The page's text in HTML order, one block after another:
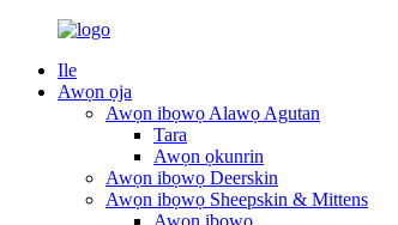
Ile
Awọn ọja
Awọn ibọwọ Alawọ Agutan
Tara
Awọn ọkunrin
Awọn ibọwọ Deerskin
Awọn ibọwọ Sheepskin & Mittens
Awọn ibọwọ